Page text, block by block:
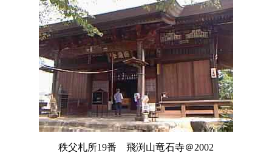
秩父札所19番 飛渕山竜石寺＠2002